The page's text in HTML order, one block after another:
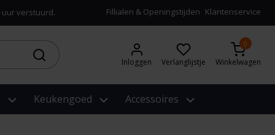
verstuurd. Fillialen & Openingstijden Klantenservice
Inloggen Verlanglijstje
0
Winkelwagen
Keukengoed Accessoires